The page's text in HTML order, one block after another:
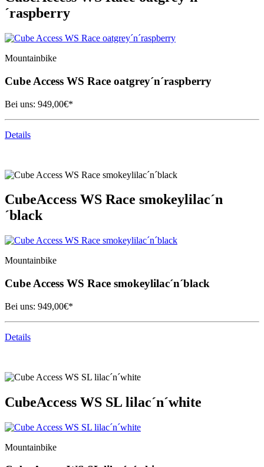
´raspberry
Mountainbike
Cube Access WS Race oatgrey´n´raspberry
Bei uns: 949,00€*
Details
CubeAccess WS Race smokeylilac´n
´black
Mountainbike
Cube Access WS Race smokeylilac´n´black
Bei uns: 949,00€*
Details
CubeAccess WS SL lilac´n´white
Mountainbike